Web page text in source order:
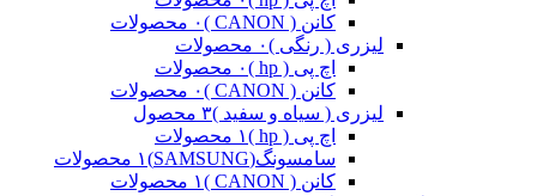
کانن ( CANON )
۰ محصولات
لیزری ( رنگی )۰ محصولات
اچ پی ( hp )
۰ محصولات
کانن ( CANON )
۰ محصولات
لیزری ( سیاه و سفید )۳ محصول
اچ پی ( hp )
۱ محصولات
سامسونگ(SAMSUNG)
۱ محصولات
کانن ( CANON )
۱ محصولات